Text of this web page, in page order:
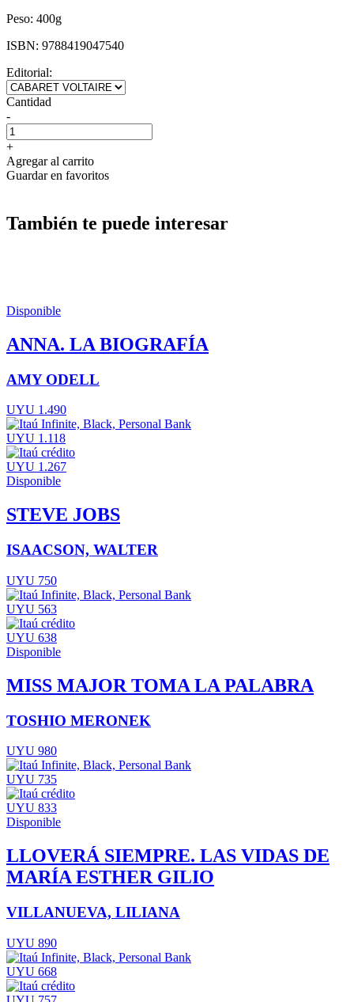
Peso: 400g
ISBN: 9788419047540
Editorial:
Cantidad
-
+
Agregar al carrito
Guardar en favoritos
También te puede interesar
Disponible
ANNA. LA BIOGRAFÍA
AMY ODELL
UYU 1.490
UYU 1.118
UYU 1.267
Disponible
STEVE JOBS
ISAACSON, WALTER
UYU 750
UYU 563
UYU 638
Disponible
MISS MAJOR TOMA LA PALABRA
TOSHIO MERONEK
UYU 980
UYU 735
UYU 833
Disponible
LLOVERÁ SIEMPRE. LAS VIDAS DE
MARÍA ESTHER GILIO
VILLANUEVA, LILIANA
UYU 890
UYU 668